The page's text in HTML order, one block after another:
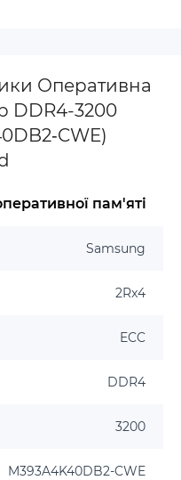
Оперативна
DDR4-3200
пам'яті
Samsung
2Rx4
ECC
DDR4
3200
M393A4K40DB2-CWE